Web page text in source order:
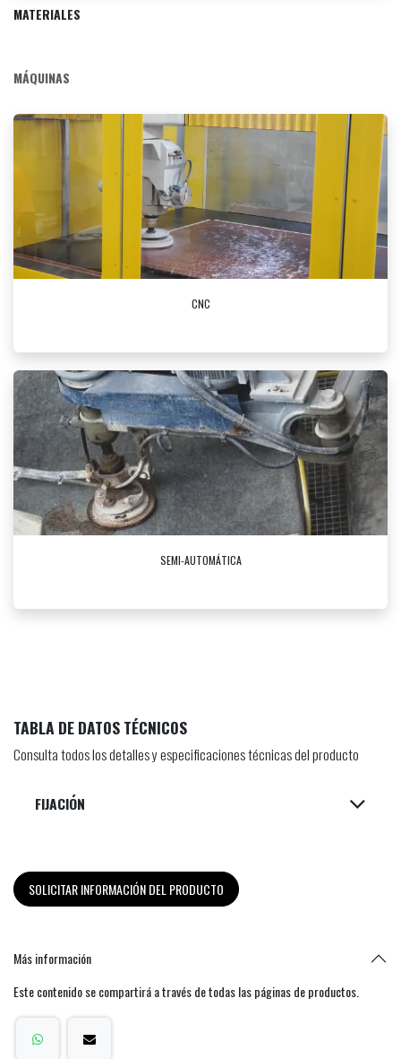
MATERIALES
MÁQUINAS
CNC
SEMI-AUTOMÁTICA
TABLA DE DATOS TÉCNICOS
Consulta todos los detalles y especificaciones técnicas del producto
FIJACIÓN
SOLICITAR INFORMACIÓN DEL PRODUCTO
Más información
Este contenido se compartirá a través de todas las páginas de productos.